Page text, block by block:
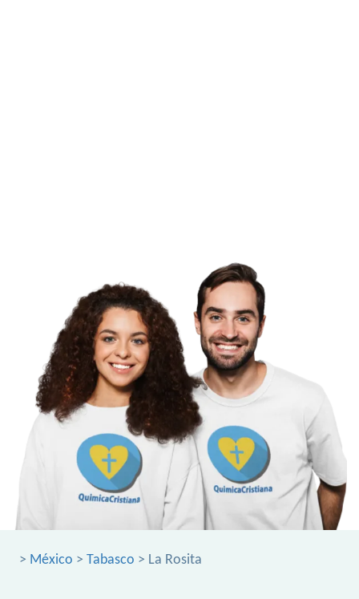
> México > Tabasco > La Rosita